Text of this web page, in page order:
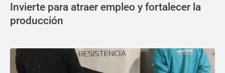
Invierte para atraer empleo y fortalecer la
producción